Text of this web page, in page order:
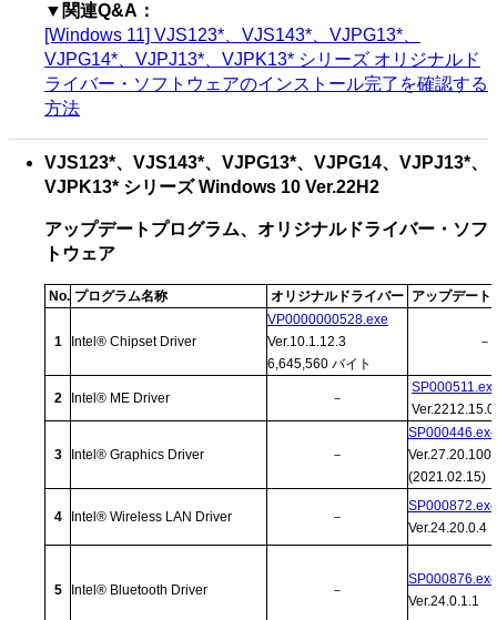
▼関連Q&A：
[Windows 11] VJS123*、VJS143*、VJPG13*、
VJPG14*、VJPJ13*、VJPK13* シリーズ オリジナルド
ライバー・ソフトウェアのインストール完了を確認する
方法
VJS123*、VJS143*、VJPG13*、VJPG14、VJPJ13*、
VJPK13* シリーズ Windows 10 Ver.22H2
アップデートプログラム、オリジナルドライバー・ソフ
トウェア
No. プログラム名称 オリジナルドライバー アップデー
1 Intel® Chipset Driver
VP0000000528.exe
Ver.10.1.12.3
6,645,560 バイト
－
2 Intel® ME Driver －
3 Intel® Graphics Driver －
SP000446.exe
(2021.02.15)
4 Intel® Wireless LAN Driver －
SP000872.exe
Ver.24.20.0.4
5 Intel® Bluetooth Driver －
SP000876.exe
Ver.24.0.1.1